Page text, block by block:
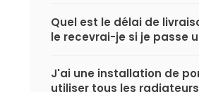
Quel est le délai de
le recevrai-je si je passe
J'ai une installation de
utiliser tous les